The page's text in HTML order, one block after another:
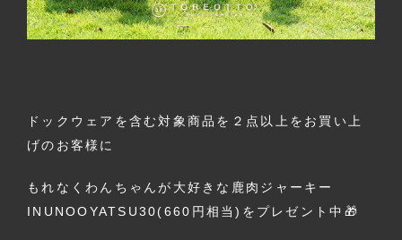
ドックウェアを含む対象商品を２点以上をお買い上
げのお客様に
もれなくわんちゃんが大好きな鹿肉ジャーキー
INUNOOYATSU30(660円相当)をプレゼント中🎁